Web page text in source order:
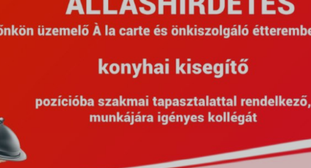
Hirdetmények EU Projektek